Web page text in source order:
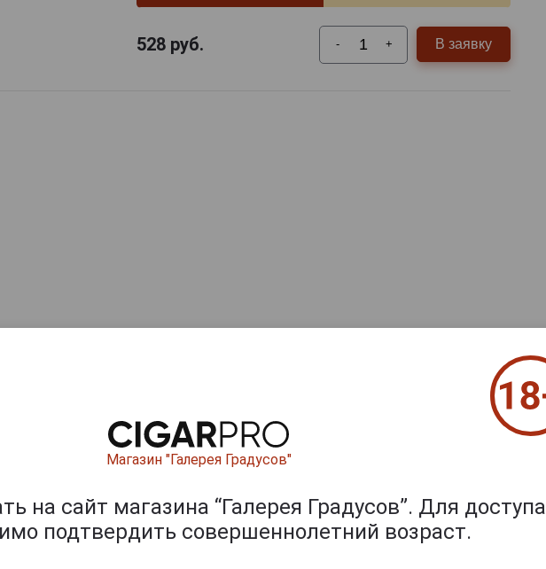
528руб. - + В заявку
Магазин "Галерея Градусов"
на сайт магазина “Галерея Градусов”. Для доступа
подтвердить совершеннолетний возраст.